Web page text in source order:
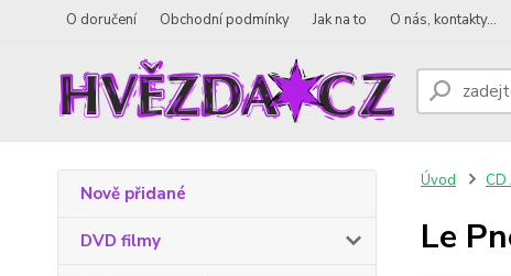
O doručení Obchodní podmínky Jak na to O nás, kontakty...
Nově přidané
DVD filmy
Úvod CD
Le